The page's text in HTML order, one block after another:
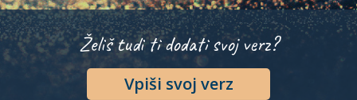
Želiš tudi ti dodati svoj verz?
Vpiši svoj verz